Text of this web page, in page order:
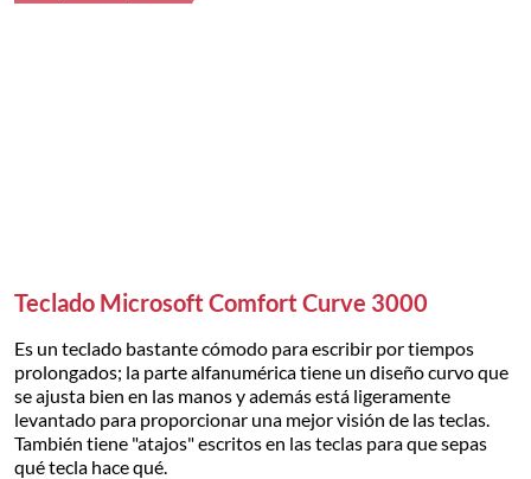
Teclado Microsoft Comfort Curve 3000
Es un teclado bastante cómodo para escribir por tiempos
prolongados; la parte alfanumérica tiene un diseño curvo que
se ajusta bien en las manos y además está ligeramente
levantado para proporcionar una mejor visión de las teclas.
También tiene "atajos" escritos en las teclas para que sepas
qué tecla hace qué.